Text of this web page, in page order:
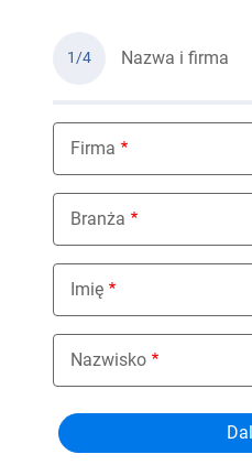
1/4 Nazwa i firma
Firma
Branża
Nothing selected
Imię
Nazwisko